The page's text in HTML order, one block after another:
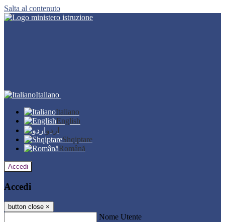
Salta al contenuto
Italiano
Italiano
English
اردو
Shqiptare
Română
Accedi
Accedi
button close ×
Nome Utente